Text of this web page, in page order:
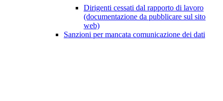
Dirigenti cessati dal rapporto di lavoro
(documentazione da pubblicare sul sito
web)
Sanzioni per mancata comunicazione dei dati